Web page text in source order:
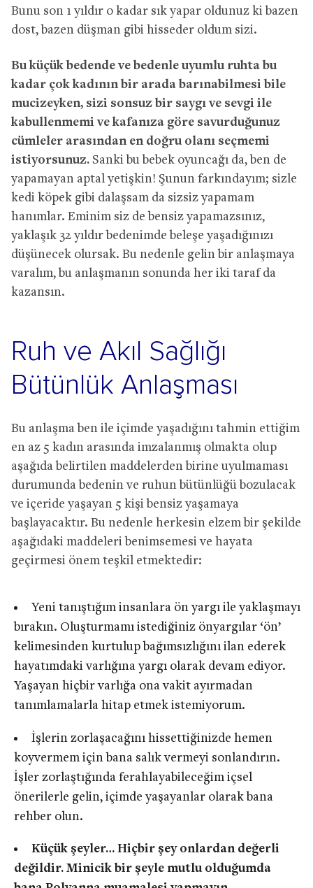
Bunu son 1 yıldır o kadar sık yapar oldunuz ki bazen
dost, bazen düşman gibi hisseder oldum sizi.
Bu küçük bedende ve bedenle uyumlu ruhta bu
kadar çok kadının bir arada barınabilmesi bile
mucizeyken, sizi sonsuz bir saygı ve sevgi ile
kabullenmemi ve kafanıza göre savurduğunuz
cümleler arasından en doğru olanı seçmemi
istiyorsunuz. Sanki bu bebek oyuncağı da, ben de
yapamayan aptal yetişkin! Şunun farkındayım; sizle
kedi köpek gibi dalaşsam da sizsiz yapamam
hanımlar. Eminim siz de bensiz yapamazsınız,
yaklaşık 32 yıldır bedenimde beleşe yaşadığınızı
düşünecek olursak. Bu nedenle gelin bir anlaşmaya
varalım, bu anlaşmanın sonunda her iki taraf da
kazansın.
Ruh ve Akıl Sağlığı
Bütünlük Anlaşması
Bu anlaşma ben ile içimde yaşadığını tahmin ettiğim
en az 5 kadın arasında imzalanmış olmakta olup
aşağıda belirtilen maddelerden birine uyulmaması
durumunda bedenin ve ruhun bütünlüğü bozulacak
ve içeride yaşayan 5 kişi bensiz yaşamaya
başlayacaktır. Bu nedenle herkesin elzem bir şekilde
aşağıdaki maddeleri benimsemesi ve hayata
geçirmesi önem teşkil etmektedir:
Yeni tanıştığım insanlara ön yargı ile yaklaşmayı
bırakın. Oluşturmamı istediğiniz önyargılar ‘ön’
kelimesinden kurtulup bağımsızlığını ilan ederek
hayatımdaki varlığına yargı olarak devam ediyor.
Yaşayan hiçbir varlığa ona vakit ayırmadan
tanımlamalarla hitap etmek istemiyorum.
İşlerin zorlaşacağını hissettiğinizde hemen
koyvermem için bana salık vermeyi sonlandırın.
İşler zorlaştığında ferahlayabileceğim içsel
önerilerle gelin, içimde yaşayanlar olarak bana
rehber olun.
Küçük şeyler… Hiçbir şey onlardan değerli
değildir. Minicik bir şeyle mutlu olduğumda